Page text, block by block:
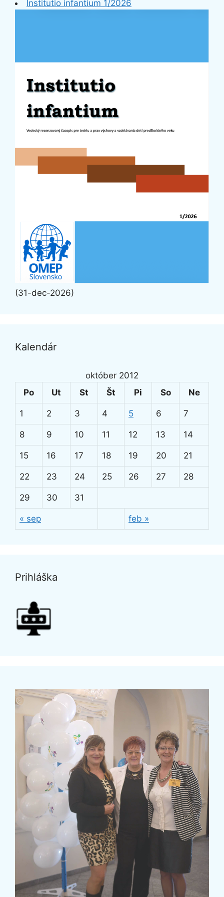
Institutio infantium 1/2026
(31-dec-2026)
Kalendár
október 2012
Po
Ut St Št Pi So Ne
« sep feb »
1 2 3 4 5 6 7
8 9 10 11 12 13 14
15 16 17 18 19 20 21
22 23 24 25 26 27 28
29 30 31
Prihláška